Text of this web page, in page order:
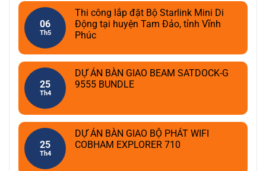
06
Th5
Thi công lắp đặt Bộ Starlink Mini Di
Động tại huyện Tam Đảo, tỉnh Vĩnh
Phúc
25
Th4
DỰ ÁN BÀN GIAO BEAM SATDOCK-G
9555 BUNDLE
25
Th4
DỰ ÁN BÀN GIAO BỘ PHÁT WIFI
COBHAM EXPLORER 710